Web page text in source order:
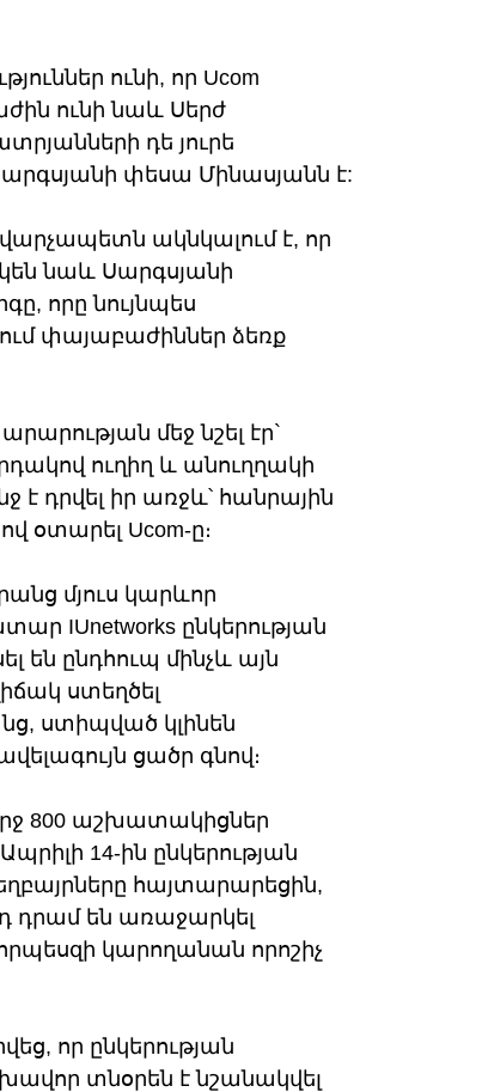
ունի, որ Ucom
ունի նաև Սերժ
դե յուրե
փեսա Մինասյանն է:
ակնկալում է, որ
նաև Սարգսյանի
որը նույնպես
փայաբաժիններ ձեռք
մեջ նշել էր`
ուղիղ և անուղղակի
դրվել իր առջև՝ հանրային
օտարել Ucom-ը։
մյուս կարևոր
IUnetworks ընկերության
են ընդհուպ մինչև այն
ստեղծել
ստիպված կլինեն
ցածր գնով։
800 աշխատակիցներ
14-ին ընկերության
հայտարարեցին,
դրամ են առաջարկել
կարողանան որոշիչ
որ ընկերության
տնօրեն է նշանակվել